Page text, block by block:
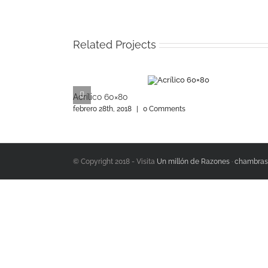
Related Projects
Acrílico 60×80
febrero 28th, 2018 0 Comments
© Copyright 2018 - Visita Un millón de Razones ·